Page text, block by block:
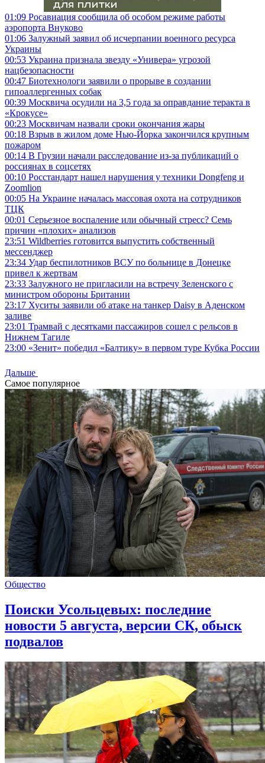
01:09 Росавиация сообщила об особом режиме работы
аэропорта Внуково
01:06 Залужный заявил об исчерпании военного ресурса
Украины
00:53 Украина признала звезду «Универа» угрозой
нацбезопасности
00:47 Биотехнологи заявили о прорыве в создании
гипоаллергенных собак
00:39 Москвича осудили на 3,5 года за оправдание теракта в
«Крокусе»
00:23 Москвичам назвали сроки окончания жары
00:18 Взрыв в жилом доме Нью-Йорка закончился крупным
пожаром
00:14 В Грузии начали расследование из-за публикаций о
россиянах в соцсетях
00:10 Росстандарт нашел нарушения у техники Dongfeng и
Zoomlion
00:05 На Украине началась массовая охота на сотрудников
ТЦК
00:01 Серьезное воспаление или обычный стресс? Семь
причин «плохих» анализов
23:51 Wildberries готовится выпустить собственный
мессенджер
23:34 Удар беспилотников ВСУ по больнице в Донецке
привел к жертвам
23:33 Залужного не пригласили на встречу Зеленского с
министром обороны Британии
23:17 Хуситы заявили об атаке на танкер Daisy в Аденском
заливе
23:01 Трамвай с десятками пассажиров сошел с рельсов в
Нижнем Тагиле
23:00 «Зенит» победил «Балтику» в первом туре Кубка России
Дальше
Самое популярное
Общество
Поиски Усольцевых: последние
новости 5 августа, версии СК, обыск
подвалов